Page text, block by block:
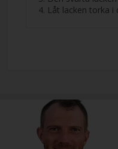
4. Låt lacken torka